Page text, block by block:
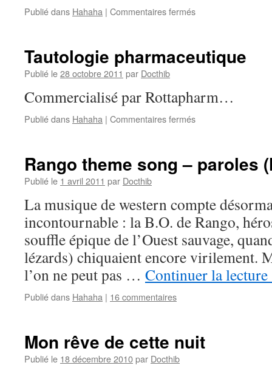
Publié dans Hahaha | Commentaires ferméssur
en
quel
votre
Tautologie pharmaceutique
Publié le28 octobre 2011 par Docthib
Commercialisé par Rottapharm…
Publié dans Hahaha | Commentaires ferméssur
Rango theme song – paroles
Publié le 1 avril 2011 par Docthib
La musique de western compte
incontournable : la B.O. de Rango,
souffle épique de l’Ouest sauvage,
lézards) chiquaient encore virilement.
l’on ne peut pas … Continuer la lecture
Publié dans Hahaha | 16 commentaires
Mon rêve de cette nuit
Publié le 18 décembre 2010par Docthib